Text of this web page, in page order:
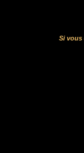
Si vous